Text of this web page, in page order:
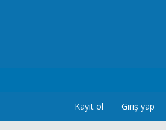
Kayıt ol Giriş yap